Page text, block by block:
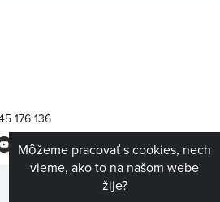
Môžeme pracovať s cookies, nech
vieme, ako to na našom webe
žije?
176 136